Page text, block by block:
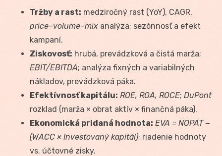
Tržby a rast: medziročný rast (YoY), CAGR,
price–volume–mix analýza; sezónnosť a efekt
kampaní.
Ziskovosť: hrubá, prevádzková a čistá marža;
EBIT/EBITDA; analýza fixných a variabilných
nákladov, prevádzková páka.
Efektívnosť kapitálu: ROE, ROA, ROCE; DuPont
rozklad (marža × obrat aktív × finančná páka).
Ekonomická pridaná hodnota: EVA = NOPAT −
(WACC × Investovaný kapitál); riadenie hodnoty
vs. účtovné zisky.